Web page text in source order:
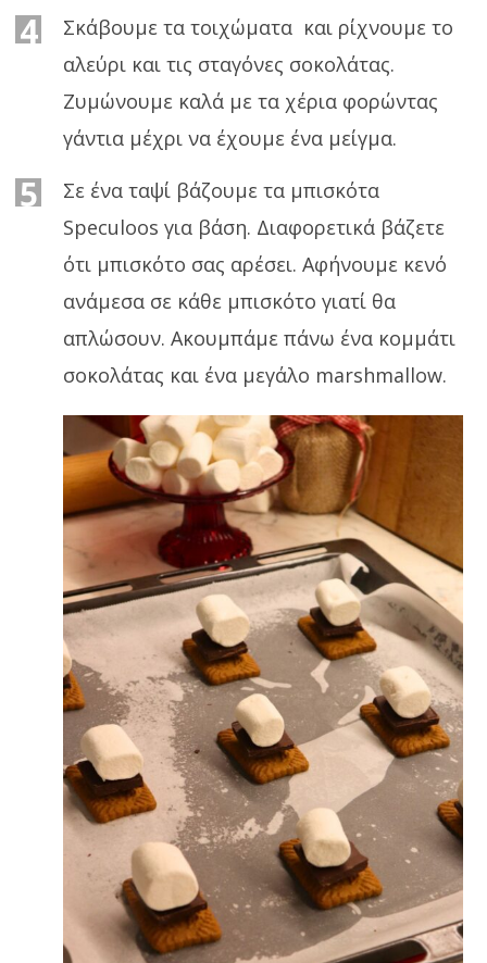
4
Σκάβουμε τα τοιχώματα και ρίχνουμε το
αλεύρι και τις σταγόνες σοκολάτας.
Ζυμώνουμε καλά με τα χέρια φορώντας
γάντια μέχρι να έχουμε ένα μείγμα.
5
Σε ένα ταψί βάζουμε τα μπισκότα
Speculοοs για βάση. Διαφορετικά βάζετε
ότι μπισκότο σας αρέσει. Αφήνουμε κενό
ανάμεσα σε κάθε μπισκότο γιατί θα
απλώσουν. Ακουμπάμε πάνω ένα κομμάτι
σοκολάτας και ένα μεγάλο marshmallow.